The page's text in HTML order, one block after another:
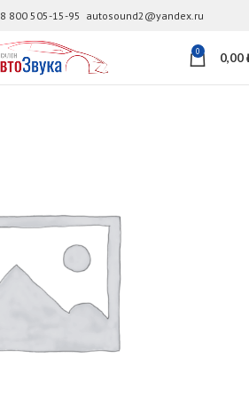
8 800 505-15-95 autosound2@yandex.ru
0 0,00